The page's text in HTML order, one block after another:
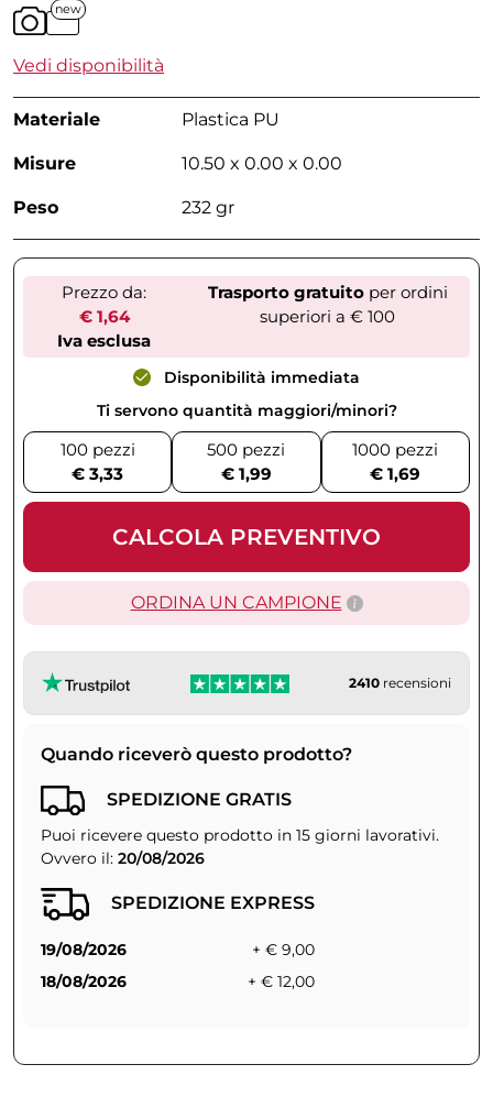
new
Vedi disponibilità
Materiale Plastica PU
Misure 10.50 x 0.00 x 0.00
Peso 232 gr
Prezzo da:
€ 1,64
Iva esclusa
Trasporto gratuitoper ordini
superiori a € 100
Disponibilità immediata
Ti servono quantità maggiori/minori?
100 pezzi
€ 3,33
500 pezzi
€ 1,99
1000 pezzi
€ 1,69
CALCOLA PREVENTIVO
ORDINA UN CAMPIONE
2410 recensioni
Quando riceverò questo prodotto?
SPEDIZIONE GRATIS
Puoi ricevere questo prodotto in 15 giorni lavorativi.
Ovvero il: 20/08/2026
SPEDIZIONE EXPRESS
19/08/2026
+ € 9,00
18/08/2026
+ € 12,00